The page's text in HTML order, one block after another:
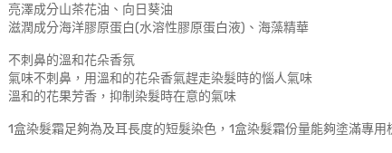
亮澤成分山茶花油、向日葵油
滋潤成分海洋膠原蛋白(水溶性膠原蛋白液)、海藻精華
不刺鼻的溫和花朵香氛
氣味不刺鼻，用溫和的花朵香氣趕走染髮時的惱人氣味
溫和的花果芳香，抑制染髮時在意的氣味
1盒染髮霜足夠為及耳長度的短髮染色，1盒染髮霜份量能夠塗滿專